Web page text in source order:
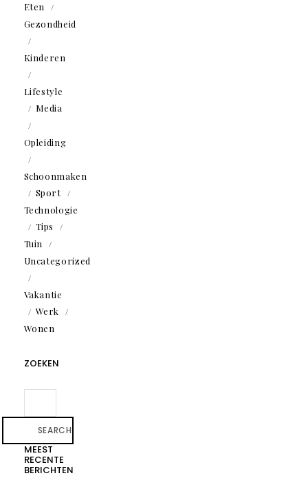
Eten
Gezondheid
Kinderen
Lifestyle
Media
Opleiding
Schoonmaken
Sport
Technologie
Tips
Tuin
Uncategorized
Vakantie
Werk
Wonen
ZOEKEN
SEARCH
MEEST
RECENTE
BERICHTEN